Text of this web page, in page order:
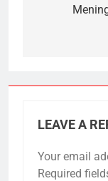
LEAVE A
Your email
Required